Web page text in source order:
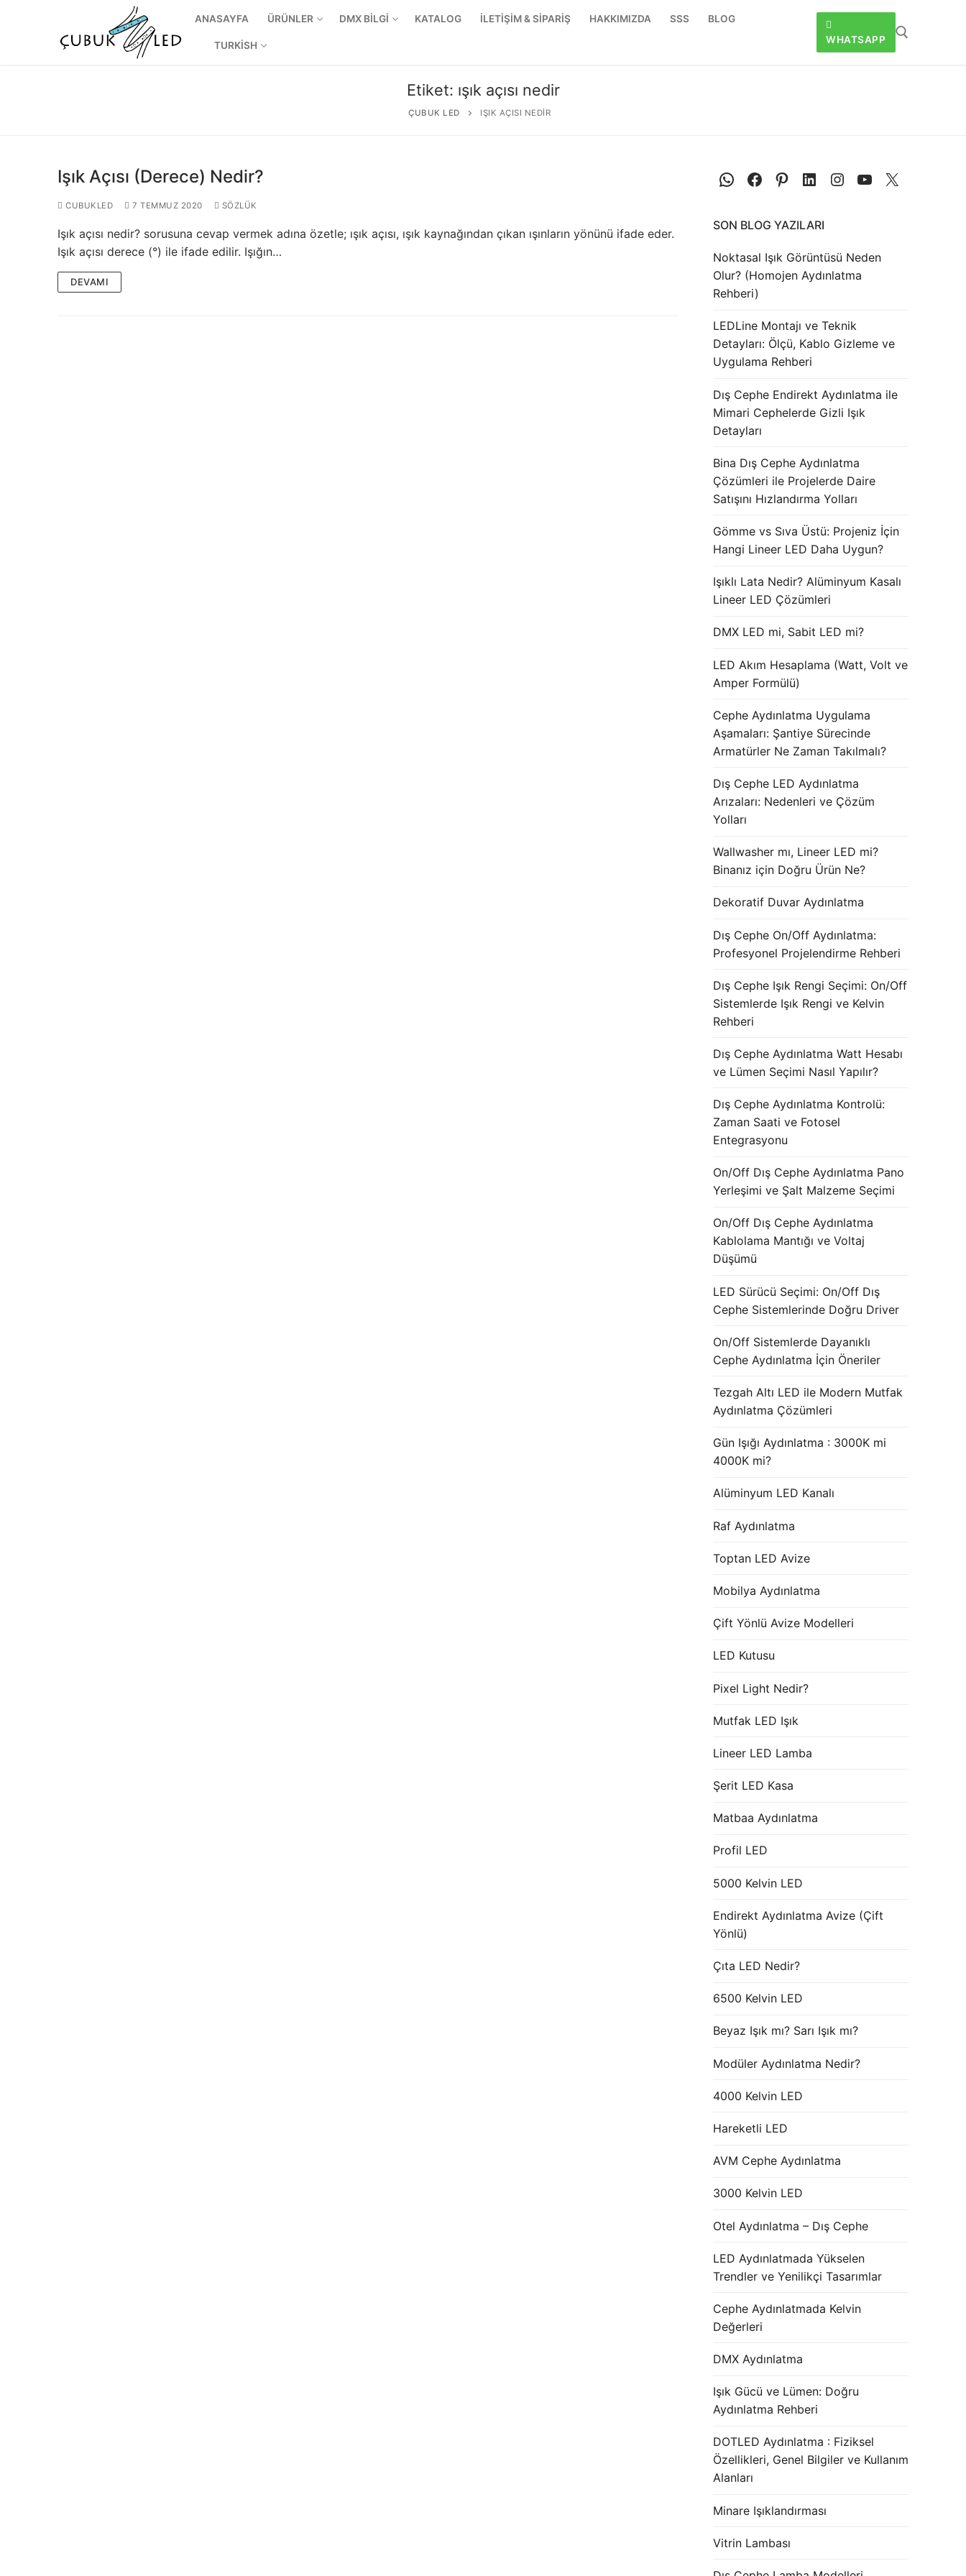
ANASAYFA ÜRÜNLER DMX BİLGİ KATALOG İLETİŞİM & SİPARİŞ HAKKIMIZDA SSS BLOG
TURKISH WHATSAPP
ANASAYFA
Etiket: ışık açısı nedir
ÇUBUK LED IŞIK AÇISI NEDIR
Işık Açısı (Derece) Nedir?
CUBUKLED 7 TEMMUZ 2020 SÖZLÜK
Işık açısı nedir? sorusuna cevap vermek adına özetle; ışık açısı, ışık kaynağından çıkan ışınların yönünü ifade eder.
Işık açısı derece (°) ile ifade edilir. Işığın…
DEVAMI
SON BLOG YAZILARI
Noktasal Işık Görüntüsü Neden
Olur? (Homojen Aydınlatma
Rehberi)
LEDLine Montajı ve Teknik
Detayları: Ölçü, Kablo Gizleme ve
Uygulama Rehberi
Dış Cephe Endirekt Aydınlatma ile
Mimari Cephelerde Gizli Işık
Detayları
Bina Dış Cephe Aydınlatma
Çözümleri ile Projelerde Daire
Satışını Hızlandırma Yolları
Gömme vs Sıva Üstü: Projeniz İçin
Hangi Lineer LED Daha Uygun?
Işıklı Lata Nedir? Alüminyum Kasalı
Lineer LED Çözümleri
DMX LED mi, Sabit LED mi?
LED Akım Hesaplama (Watt, Volt ve
Amper Formülü)
Cephe Aydınlatma Uygulama
Aşamaları: Şantiye Sürecinde
Armatürler Ne Zaman Takılmalı?
Dış Cephe LED Aydınlatma
Arızaları: Nedenleri ve Çözüm
Yolları
Wallwasher mı, Lineer LED mi?
Binanız için Doğru Ürün Ne?
Dekoratif Duvar Aydınlatma
Dış Cephe On/Off Aydınlatma:
Profesyonel Projelendirme Rehberi
Dış Cephe Işık Rengi Seçimi: On/Off
Sistemlerde Işık Rengi ve Kelvin
Rehberi
Dış Cephe Aydınlatma Watt Hesabı
ve Lümen Seçimi Nasıl Yapılır?
Dış Cephe Aydınlatma Kontrolü:
Zaman Saati ve Fotosel
Entegrasyonu
On/Off Dış Cephe Aydınlatma Pano
Yerleşimi ve Şalt Malzeme Seçimi
On/Off Dış Cephe Aydınlatma
Kablolama Mantığı ve Voltaj
Düşümü
LED Sürücü Seçimi: On/Off Dış
Cephe Sistemlerinde Doğru Driver
On/Off Sistemlerde Dayanıklı
Cephe Aydınlatma İçin Öneriler
Tezgah Altı LED ile Modern Mutfak
Aydınlatma Çözümleri
Gün Işığı Aydınlatma : 3000K mi
4000K mi?
Alüminyum LED Kanalı
Raf Aydınlatma
Toptan LED Avize
Mobilya Aydınlatma
Çift Yönlü Avize Modelleri
LED Kutusu
Pixel Light Nedir?
Mutfak LED Işık
Lineer LED Lamba
Şerit LED Kasa
Matbaa Aydınlatma
Profil LED
5000 Kelvin LED
Endirekt Aydınlatma Avize (Çift
Yönlü)
Çıta LED Nedir?
6500 Kelvin LED
Beyaz Işık mı? Sarı Işık mı?
Modüler Aydınlatma Nedir?
4000 Kelvin LED
Hareketli LED
AVM Cephe Aydınlatma
3000 Kelvin LED
Otel Aydınlatma – Dış Cephe
LED Aydınlatmada Yükselen
Trendler ve Yenilikçi Tasarımlar
Cephe Aydınlatmada Kelvin
Değerleri
DMX Aydınlatma
Işık Gücü ve Lümen: Doğru
Aydınlatma Rehberi
DOTLED Aydınlatma : Fiziksel
Özellikleri, Genel Bilgiler ve Kullanım
Alanları
Minare Işıklandırması
Vitrin Lambası